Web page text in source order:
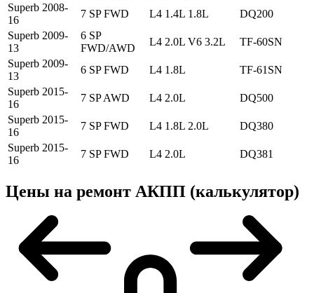
Superb 2008-
16
7 SP FWD L4 1.4L 1.8L
DQ200
Superb 2009-
13
6 SP
FWD/AWD
L4 2.0L V6 3.2L
TF-60SN
Superb 2009-
13
6 SP FWD L4 1.8L
TF-61SN
Superb 2015-
16
7 SP AWD L4 2.0L
DQ500
Superb 2015-
16
7 SP FWD L4 1.8L 2.0L
DQ380
Superb 2015-
16
7 SP FWD L4 2.0L DQ381
Цены на ремонт АКПП (калькулятор)